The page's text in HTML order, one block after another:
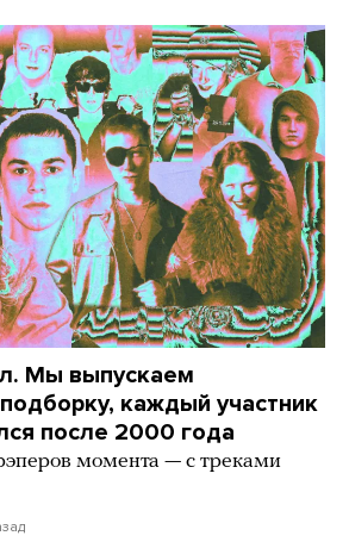
Мы выпускаем
каждый участник
после 2000 года
момента — с треками